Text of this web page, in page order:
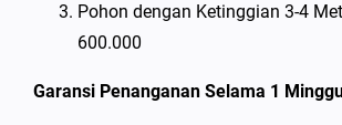
Pohon dengan Ketinggian 3-4
600.000
Garansi Penanganan Selama 1